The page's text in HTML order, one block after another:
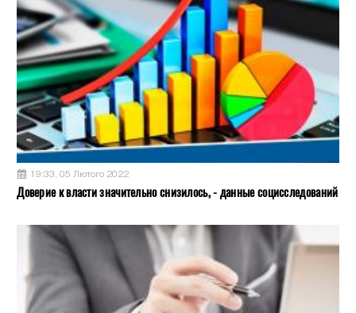
19:33, 05 Лютого 2022
Доверие к власти значительно снизилось, - данные социсследований